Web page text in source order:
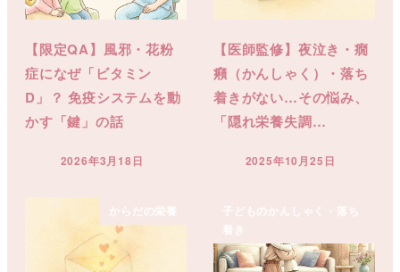
【限定QA】風邪・花粉
症になぜ「ビタミン
D」？ 免疫システムを動
かす「鍵」の話
投稿日
2026年3月18日
【医師監修】夜泣き・癇
癪（かんしゃく）・落ち
着きがない…その悩み、
「隠れ栄養失調…
投稿日
2025年10月25日
からだの栄養
子どものかんしゃく・落ち
着き